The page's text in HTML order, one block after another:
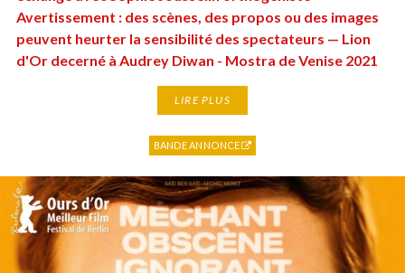
Avertissement : des scènes, des propos ou des images
peuvent heurter la sensibilité des spectateurs — Lion
d'Or decerné à Audrey Diwan - Mostra de Venise 2021
LIRE PLUS
BANDE ANNONCE